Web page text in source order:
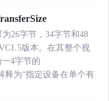
26字节，34字节和48
版本。在其整个视
4字节的
释为“指定设备在单个有